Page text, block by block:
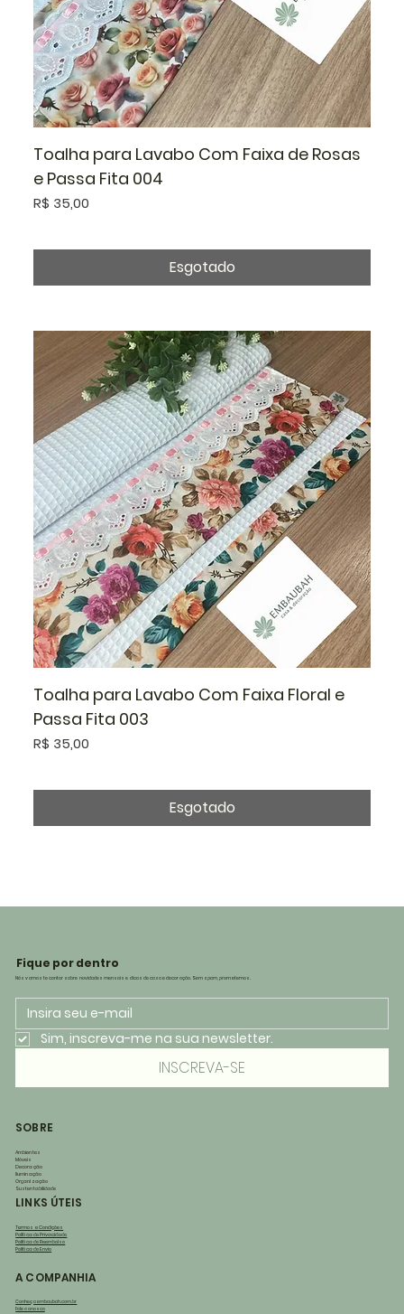
Toalha para Lavabo Com Faixa de Rosas
e Passa Fita 004
Preço
R$ 35,00
Esgotado
Toalha para Lavabo Com Faixa Floral e
Passa Fita 003
Preço
R$ 35,00
Esgotado
Fique por dentro
Nós vamos te contar sobre novidades mensais e dicas de casa e decoração. Sem spam, prometemos.
Sim, inscreva-me na sua newsletter.
INSCREVA-SE
SOBRE
Ambientes
Móveis
Decoração
Iluminação
Organização
Sustentabilidade
LINKS ÚTEIS
Termos e Condições
Política de Privacidade
Política de Reembolso
Política de Envio
A COMPANHIA
Conheça embaubah.com.br
Fale conosco